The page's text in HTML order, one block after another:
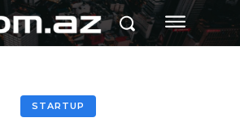
STARTUP